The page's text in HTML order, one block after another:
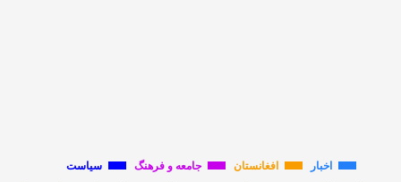
اخبار افغانستان جامعه و فرهنگ سیاست